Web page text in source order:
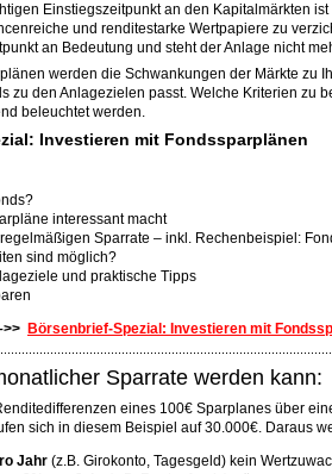
Einstiegszeitpunkt an den Kapitalmärkten
und renditestarke Wertpapiere zu
an Bedeutung und steht der Anlage nicht
werden die Schwankungen der Märkte zu
zu den Anlagezielen passt. Welche Kriterien
beleuchtet werden.
Investieren mit Fondssparplänen
interessant macht
Sparrate – inkl. Rechenbeispiel:
sind möglich?
und praktische Tipps
Börsenbrief-Spezial: Investieren mit
Sparrate werden kann:
eines 100€ Sparplanes über
sich in diesem Beispiel auf 30.000€. Daraus
Jahr (z.B. Girokonto, Tagesgeld) kein